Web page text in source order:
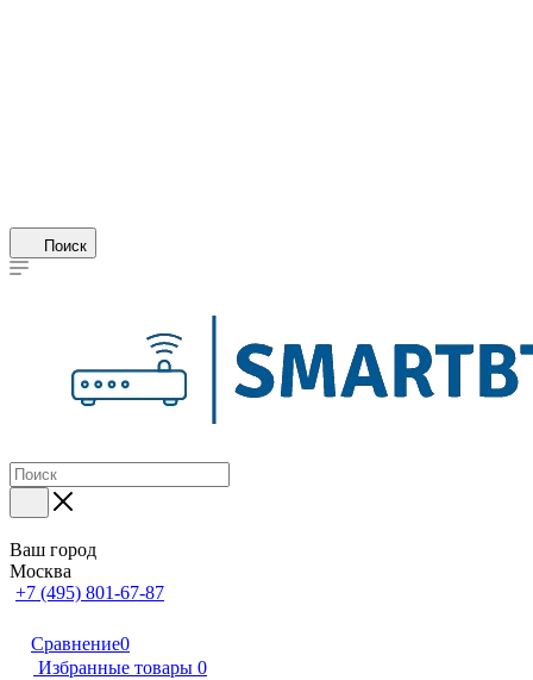
Поиск
Ваш город
Москва
+7 (495) 801-67-87
Сравнение0
Избранные товары 0